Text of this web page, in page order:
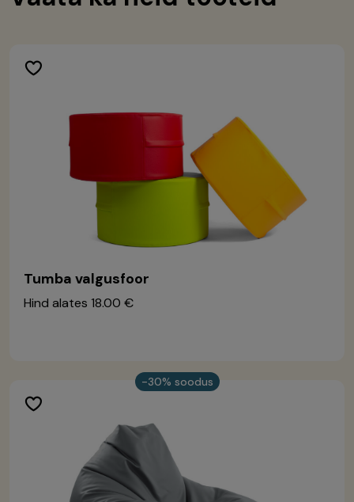
Tumba valgusfoor
Hind alates 18.00 €
-30% soodus